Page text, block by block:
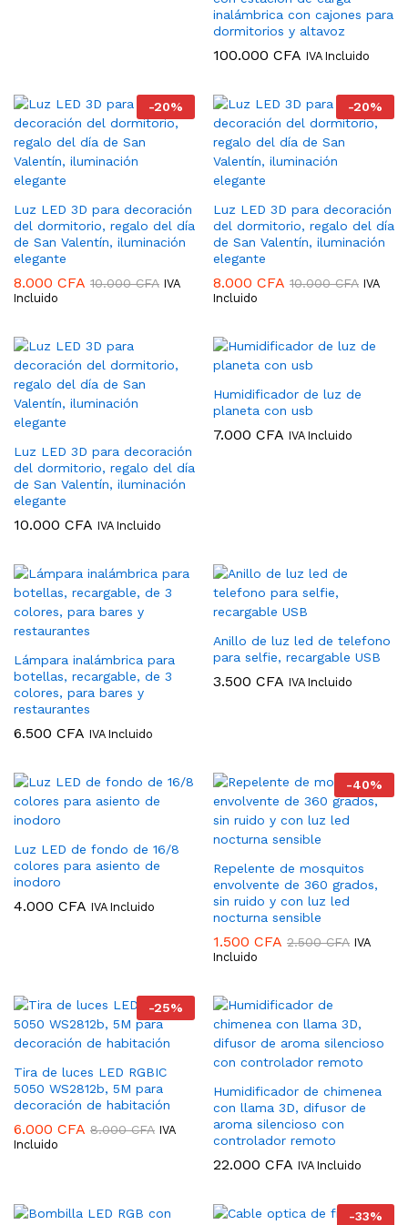
inalámbrica con cajones para
dormitorios y altavoz
100.000 CFA IVA Incluido
-20%
Luz LED 3D para decoración
del dormitorio, regalo del día
de San Valentín, iluminación
elegante
8.000 CFA 10.000CFA IVA
Incluido
-20%
Luz LED 3D para decoración
del dormitorio, regalo del día
de San Valentín, iluminación
elegante
8.000 CFA 10.000CFA IVA
Incluido
Luz LED 3D para decoración
del dormitorio, regalo del día
de San Valentín, iluminación
elegante
10.000 CFA IVA Incluido
Humidificador de luz de
planeta con usb
7.000 CFA IVA Incluido
Lámpara inalámbrica para
botellas, recargable, de 3
colores, para bares y
restaurantes
6.500 CFA IVA Incluido
Anillo de luz led de telefono
para selfie, recargable USB
3.500 CFA IVA Incluido
Luz LED de fondo de 16/8
colores para asiento de
inodoro
4.000 CFA IVA Incluido
-40%
Repelente de mosquitos
envolvente de 360 grados,
sin ruido y con luz led
nocturna sensible
1.500 CFA 2.500CFA IVA
Incluido
-25%
Tira de luces LED RGBIC
5050 WS2812b, 5M para
decoración de habitación
6.000 CFA 8.000CFA IVA
Incluido
Humidificador de chimenea
con llama 3D, difusor de
aroma silencioso con
controlador remoto
22.000 CFA IVA Incluido
-33%